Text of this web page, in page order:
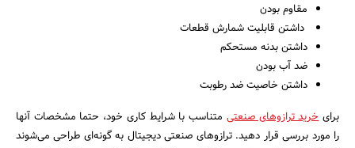
مقاوم بودن
داشتن قابلیت شمارش قطعات
داشتن بدنه مستحکم
ضد آب بودن
داشتن خاصیت ضد رطوبت
برایخرید ترازوهای صنعتی متناسب با شرایط کاری خود، حتما مشخصات آنها
را مورد بررسی قرار دهید. ترازوهای صنعتی دیجیتال به گونه‌ای طراحی می‌شوند